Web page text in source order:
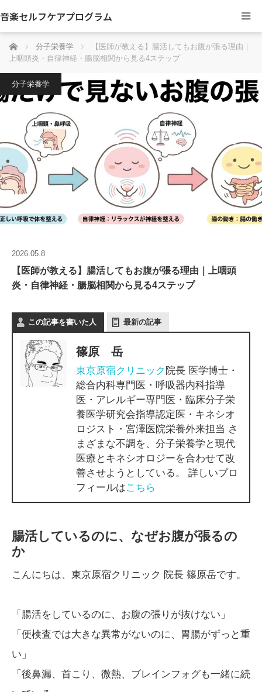
音楽セルフケアプログラム
ホーム 分子栄養学
【医師が教える】腸活してもお腹が張る理由｜
上咽頭炎・自律神経・腸脳相関から見る4ステップ
分子栄養学
2026.05.8
【医師が教える】腸活してもお腹が張る理由｜上咽頭
炎・自律神経・腸脳相関から見る4ステップ
この記事を書いた人 最新の記事
篠原 岳
東京原宿クリニック 院長 医学博士・
総合内科専門医・呼吸器内科指導
医・アレルギー専門医・臨床分子栄
養医学研究会指導認定医・キネシオ
ロジスト・宮澤医院栄養外来担当 さ
まざまな不調を、分子栄養学と現代
医療とキネシオロジーを合わせて改
善させようとしている。 詳しいプロ
フィールはこちら
腸活しているのに、なぜお腹が張るの
か
こんにちは、東京原宿クリニック 院長 篠原岳です。
「腸活をしているのに、お腹の張りが抜けない」
「便検査では大きな異常がないのに、胃腸がずっと重
い」
「後鼻漏、首こり、微熱、ブレインフォグも一緒に続